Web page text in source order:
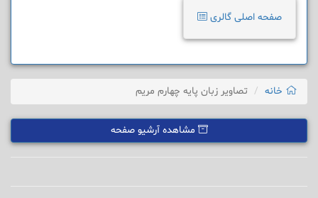
صفحه اصلی گالری
خانه تصاویر زبان پایه چهارم مریم
مشاهده آرشیو صفحه